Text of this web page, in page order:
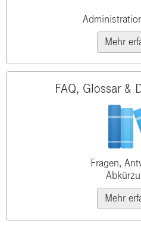
Mehr
FAQ, Glossar &
Fragen,
Mehr